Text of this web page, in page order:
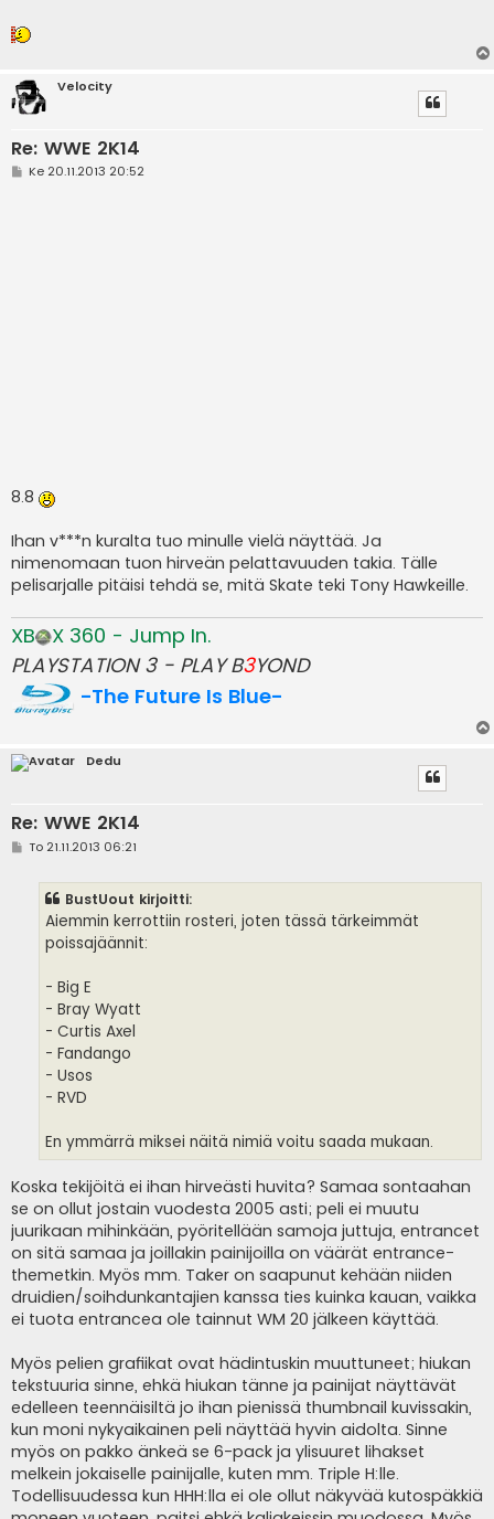
Velocity
Re: WWE 2K14
VKe 20.11.2013 20:52
8.8
Ihan v***n kuralta tuo minulle vielä näyttää. Ja
nimenomaan tuon hirveän pelattavuuden takia. Tälle
pelisarjalle pitäisi tehdä se, mitä Skate teki Tony Hawkeille.
XB
X 360 - Jump In.
PLAYSTATION 3 - PLAY B3YOND
-The Future Is Blue-
Dedu
Re: WWE 2K14
VTo 21.11.2013 06:21
BustUout kirjoitti:
Aiemmin kerrottiin rosteri, joten tässä tärkeimmät
poissajäännit:
- Big E
- Bray Wyatt
- Curtis Axel
- Fandango
- Usos
- RVD
En ymmärrä miksei näitä nimiä voitu saada mukaan.
Koska tekijöitä ei ihan hirveästi huvita? Samaa sontaahan
se on ollut jostain vuodesta 2005 asti; peli ei muutu
juurikaan mihinkään, pyöritellään samoja juttuja, entrancet
on sitä samaa ja joillakin painijoilla on väärät entrance-
themetkin. Myös mm. Taker on saapunut kehään niiden
druidien/soihdunkantajien kanssa ties kuinka kauan, vaikka
ei tuota entrancea ole tainnut WM 20 jälkeen käyttää.
Myös pelien grafiikat ovat hädintuskin muuttuneet; hiukan
tekstuuria sinne, ehkä hiukan tänne ja painijat näyttävät
edelleen teennäisiltä jo ihan pienissä thumbnail kuvissakin,
kun moni nykyaikainen peli näyttää hyvin aidolta. Sinne
myös on pakko änkeä se 6-pack ja ylisuuret lihakset
melkein jokaiselle painijalle, kuten mm. Triple H:lle.
Todellisuudessa kun HHH:lla ei ole ollut näkyvää kutospäkkiä